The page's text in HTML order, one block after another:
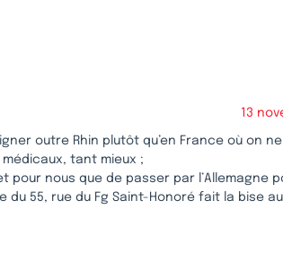
13
outre Rhin plutôt qu’en France où on
tant mieux ;
pour nous que de passer par l’Allemagne
du 55, rue du Fg Saint-Honoré fait la bise